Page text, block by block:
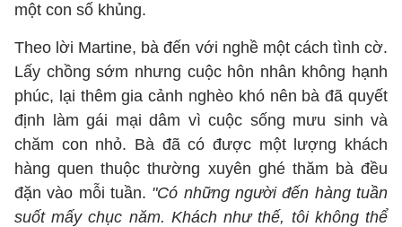
một con số khủng.
Theo lời Martine, bà đến với nghề một cách tình cờ.
Lấy chồng sớm nhưng cuộc hôn nhân không hạnh
phúc, lại thêm gia cảnh nghèo khó nên bà đã quyết
định làm gái mại dâm vì cuộc sống mưu sinh và
chăm con nhỏ. Bà đã có được một lượng khách
hàng quen thuộc thường xuyên ghé thăm bà đều
đặn vào mỗi tuần. "Có những người đến hàng tuần
suốt mấy chục năm. Khách như thế, tôi không thể